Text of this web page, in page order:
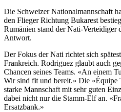
Die Schweizer Nationalmannschaft
den Flieger Richtung Bukarest
Rumänien stand der Nati-Verteidiger
Antwort.
Der Fokus der Nati richtet sich
Frankreich. Rodriguez glaubt auch
Chancen seines Teams. «An einem
Wir sind fit und bereit.» Die «Équipe
starke Mannschaft mit sehr guten
dabei nicht nur die Stamm-Elf an.
Ersatzbank.»